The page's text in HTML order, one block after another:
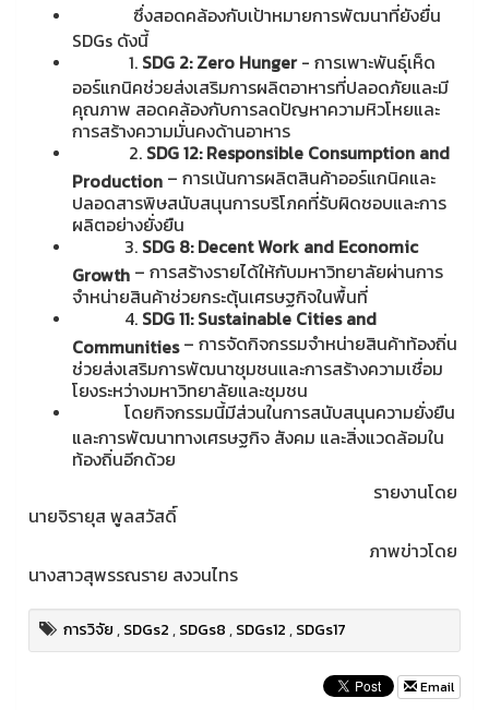
ซึ่งสอดคล้องกับเป้าหมายการพัฒนาที่ยังยื่น
SDGs ดังนี้
1. SDG 2: Zero Hunger- การเพาะพันธุ์เห็ด
ออร์แกนิคช่วยส่งเสริมการผลิตอาหารที่ปลอดภัยและมี
คุณภาพ สอดคล้องกับการลดปัญหาความหิวโหยและ
การสร้างความมั่นคงด้านอาหาร
2. SDG 12: Responsible Consumption and
Production – การเน้นการผลิตสินค้าออร์แกนิคและ
ปลอดสารพิษสนับสนุนการบริโภคที่รับผิดชอบและการ
ผลิตอย่างยั่งยืน
3. SDG 8: Decent Work and Economic
Growth – การสร้างรายได้ให้กับมหาวิทยาลัยผ่านการ
จำหน่ายสินค้าช่วยกระตุ้นเศรษฐกิจในพื้นที่
4. SDG 11: Sustainable Cities and
Communities– การจัดกิจกรรมจำหน่ายสินค้าท้องถิ่น
ช่วยส่งเสริมการพัฒนาชุมชนและการสร้างความเชื่อม
โยงระหว่างมหาวิทยาลัยและชุมชน
โดยกิจกรรมนี้มีส่วนในการสนับสนุนความยั่งยืน
และการพัฒนาทางเศรษฐกิจ สังคม และสิ่งแวดล้อมใน
ท้องถิ่นอีกด้วย
รายงานโดย
นายจิรายุส พูลสวัสดิ์
ภาพข่าวโดย
นางสาวสุพรรณราย สงวนไทร
การวิจัย,SDGs2,SDGs8,SDGs12,SDGs17
Email